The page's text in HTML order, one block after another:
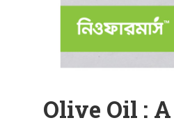
Olive Oil :